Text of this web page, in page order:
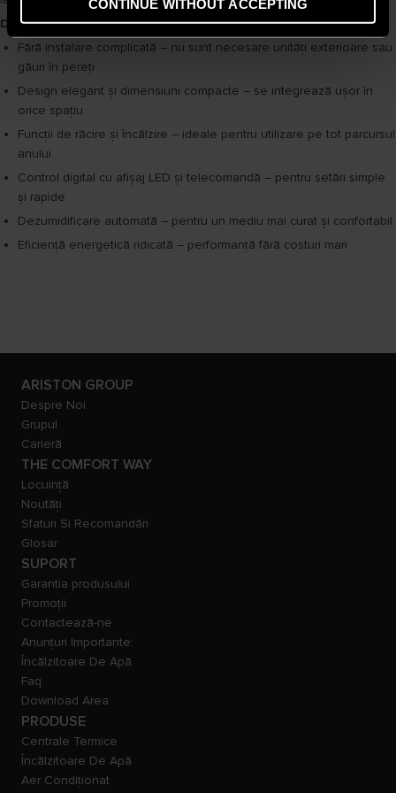
CONTINUE WITHOUT ACCEPTING
De ce să alegi un aparat de aer condiționat portabil Ariston?
Fără instalare complicată – nu sunt necesare unități exterioare sau
găuri în pereți
Design elegant și dimensiuni compacte – se integrează ușor în
orice spațiu
Funcții de răcire și încălzire – ideale pentru utilizare pe tot parcursul
anului
Control digital cu afișaj LED și telecomandă – pentru setări simple
și rapide
Dezumidificare automată – pentru un mediu mai curat și confortabil
Eficiență energetică ridicată – performanță fără costuri mari
ARISTON GROUP
Despre Noi
Grupul
Carieră
THE COMFORT WAY
Locuință
Noutăți
Sfaturi Si Recomandări
Glosar
SUPORT
Garantia produsului
Promoții
Contactează-ne
Anunțuri Importante:
Încălzitoare De Apă
Faq
Download Area
PRODUSE
Centrale Termice
Încălzitoare De Apă
Aer Condiționat